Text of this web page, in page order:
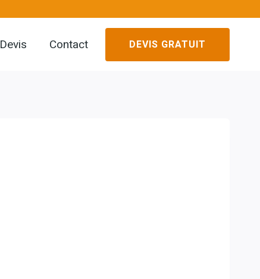
Devis Contact DEVIS GRATUIT